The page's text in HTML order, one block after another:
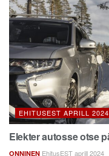
EHITUSEST APRILL 2024
Elekter autosse otse
ONNINEN EhitusEST aprill 2024